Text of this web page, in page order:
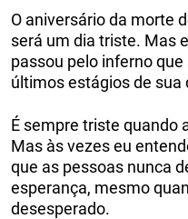
O aniversário da morte
será um dia triste. Mas
passou pelo inferno
últimos estágios de sua
É sempre triste quando
Mas às vezes eu
que as pessoas nunca
esperança, mesmo
desesperado.